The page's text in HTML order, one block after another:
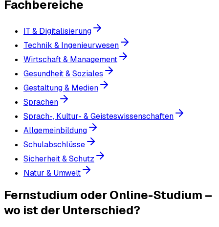
Fachbereiche
IT & Digitalisierung
Technik & Ingenieurwesen
Wirtschaft & Management
Gesundheit & Soziales
Gestaltung & Medien
Sprachen
Sprach-, Kultur- & Geisteswissenschaften
Allgemeinbildung
Schulabschlüsse
Sicherheit & Schutz
Natur & Umwelt
Fernstudium oder Online-Studium –
wo ist der Unterschied?